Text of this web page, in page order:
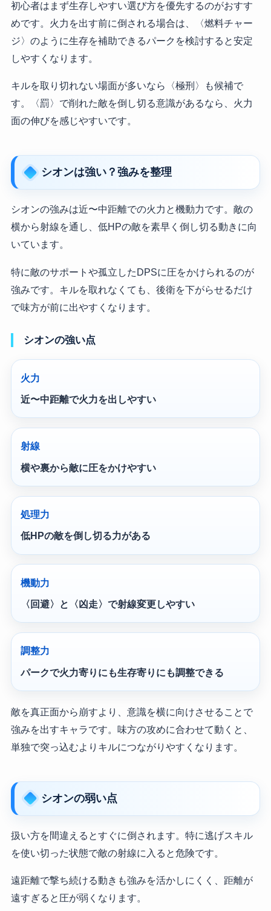
初心者はまず生存しやすい選び方を優先するのがおすす
めです。火力を出す前に倒される場合は、〈燃料チャー
ジ〉のように生存を補助できるパークを検討すると安定
しやすくなります。
キルを取り切れない場面が多いなら〈極刑〉も候補で
す。〈罰〉で削れた敵を倒し切る意識があるなら、火力
面の伸びを感じやすいです。
シオンは強い？強みを整理
シオンの強みは近〜中距離での火力と機動力です。敵の
横から射線を通し、低HPの敵を素早く倒し切る動きに向
いています。
特に敵のサポートや孤立したDPSに圧をかけられるのが
強みです。キルを取れなくても、後衛を下がらせるだけ
で味方が前に出やすくなります。
シオンの強い点
火力
近〜中距離で火力を出しやすい
射線
横や裏から敵に圧をかけやすい
処理力
低HPの敵を倒し切る力がある
機動力
〈回避〉と〈凶走〉で射線変更しやすい
調整力
パークで火力寄りにも生存寄りにも調整できる
敵を真正面から崩すより、意識を横に向けさせることで
強みを出すキャラです。味方の攻めに合わせて動くと、
単独で突っ込むよりキルにつながりやすくなります。
シオンの弱い点
扱い方を間違えるとすぐに倒されます。特に逃げスキル
を使い切った状態で敵の射線に入ると危険です。
遠距離で撃ち続ける動きも強みを活かしにくく、距離が
遠すぎると圧が弱くなります。